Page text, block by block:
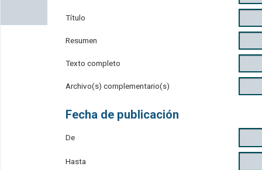
Título
Resumen
Texto completo
Archivo(s) complementario(s)
Fecha de publicación
De
Hasta